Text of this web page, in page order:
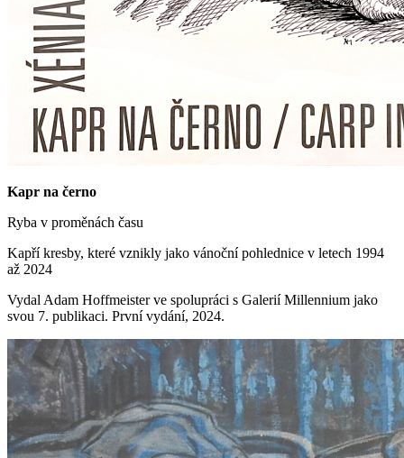
Kapr na černo
Ryba v proměnách času
Kapří kresby, které vznikly jako vánoční pohlednice v letech 1994
až 2024
Vydal Adam Hoffmeister ve spolupráci s Galerií Millennium jako
svou 7. publikaci. První vydání, 2024.